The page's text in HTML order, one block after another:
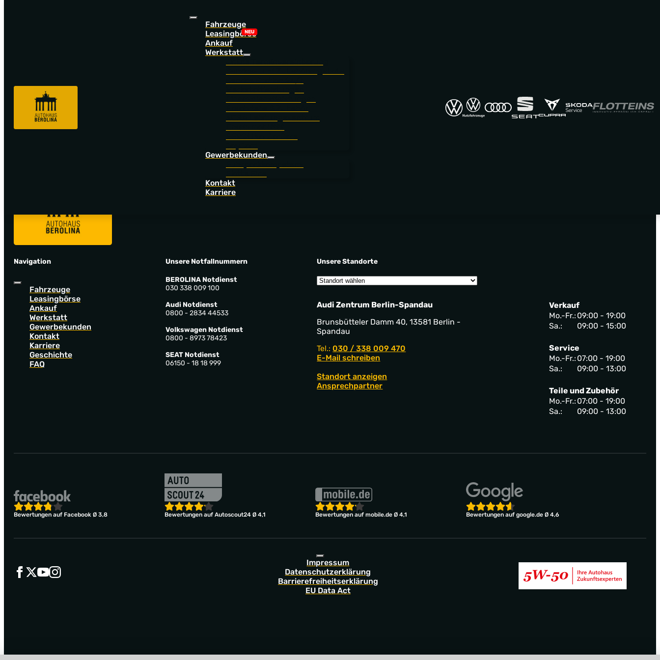
Fahrzeuge
Leasingbörse
Ankauf
Werkstatt
Gewerbekunden
Kontakt
Karriere
Go back to startpage to see our new offers.
Navigation
Fahrzeuge
Leasingbörse
Ankauf
Werkstatt
Gewerbekunden
Kontakt
Karriere
Geschichte
FAQ
Unsere Notfallnummern
BEROLINA Notdienst
030 338 009 100
Audi Notdienst
0800 - 2834 44533
Volkswagen Notdienst
0800 - 8973 78423
SEAT Notdienst
06150 - 18 18 999
Unsere Standorte
Audi Zentrum Berlin-Spandau
Brunsbütteler Damm 40, 13581 Berlin -
Spandau
Tel.: 030 / 338 009 470
E-Mail schreiben
Standort anzeigen
Ansprechpartner
Verkauf
Mo.-Fr.: 09:00 - 19:00
Sa.:
09:00 - 15:00
Service
Mo.-Fr.: 07:00 - 19:00
Sa.:
09:00 - 13:00
Teile und Zubehör
Mo.-Fr.: 07:00 - 19:00
Sa.:
09:00 - 13:00
Bewertungen auf Facebook Ø 3,8 Bewertungen auf Autoscout24 Ø 4,1 Bewertungen auf mobile.de Ø 4,1 Bewertungen auf google.de Ø 4,6
Impressum
Datenschutzerklärung
Barrierefreiheitserklärung
EU Data Act